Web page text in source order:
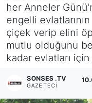
her Anneler
engelli
çiçek verip elini
mutlu olduğunu
kadar evlatları için
SONSES .TV
GAZETECI
SAĞLIK
Siyaset
YEREL HABER
Haberde insan
Haber Arşivi